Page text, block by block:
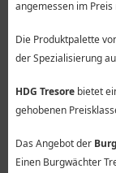
angemessen im
Die Produktpalette
der Spezialisierung
HDG Tresorebietet
gehobenen
Das Angebot der
Einen Burgwächter